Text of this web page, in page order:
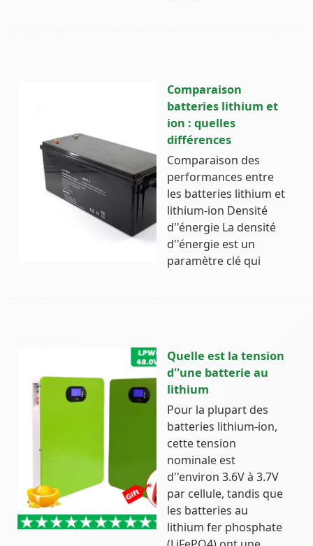
Comparaison
batteries lithium et
ion : quelles
différences
Comparaison des
performances entre
les batteries lithium et
lithium-ion Densité
d''énergie La densité
d''énergie est un
paramètre clé qui
Quelle est la tension
d''une batterie au
lithium
Pour la plupart des
batteries lithium-ion,
cette tension
nominale est
d''environ 3.6V à 3.7V
par cellule, tandis que
les batteries au
lithium fer phosphate